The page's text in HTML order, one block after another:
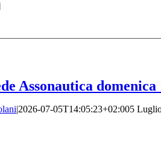
Assonautica
|2026-07-05T14:05:23+02:005